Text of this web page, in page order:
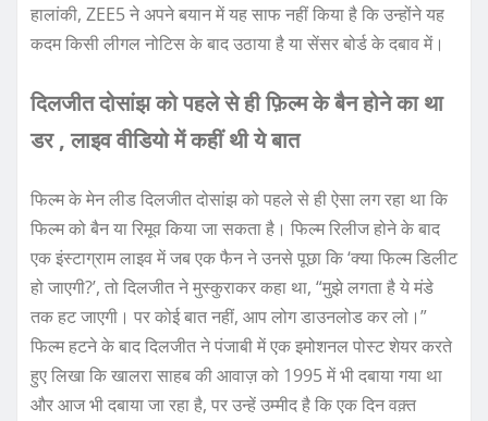
हालांकी, ZEE5 ने अपने बयान में यह साफ नहीं किया है कि उन्होंने यह
कदम किसी लीगल नोटिस के बाद उठाया है या सेंसर बोर्ड के दबाव में।
दिलजीत दोसांझ को पहले से ही फ़िल्म के बैन होने का था
डर , लाइव वीडियो में कहीं थी ये बात
फिल्म के मेन लीड दिलजीत दोसांझ को पहले से ही ऐसा लग रहा था कि
फिल्म को बैन या रिमूव किया जा सकता है। फिल्म रिलीज होने के बाद
एक इंस्टाग्राम लाइव में जब एक फैन ने उनसे पूछा कि ‘क्या फिल्म डिलीट
हो जाएगी?’, तो दिलजीत ने मुस्कुराकर कहा था, “मुझे लगता है ये मंडे
तक हट जाएगी। पर कोई बात नहीं, आप लोग डाउनलोड कर लो।”
फिल्म हटने के बाद दिलजीत ने पंजाबी में एक इमोशनल पोस्ट शेयर करते
हुए लिखा कि खालरा साहब की आवाज़ को 1995 में भी दबाया गया था
और आज भी दबाया जा रहा है, पर उन्हें उम्मीद है कि एक दिन वक़्त